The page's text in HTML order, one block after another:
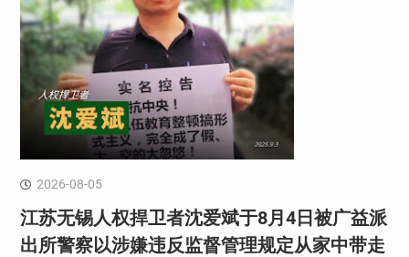
2026-08-05
江苏无锡人权捍卫者沈爱斌于8月4日被广益派
出所警察以涉嫌违反监督管理规定从家中带走